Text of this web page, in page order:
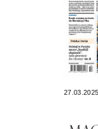
27.03.2025